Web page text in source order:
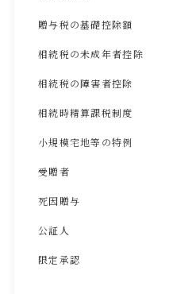
贈与税の基礎控除額
相続税の未成年者控除
相続税の障害者控除
相続時精算課税制度
小規模宅地等の特例
受贈者
死因贈与
公証人
限定承認